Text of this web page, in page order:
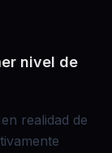
nivel de
realidad de